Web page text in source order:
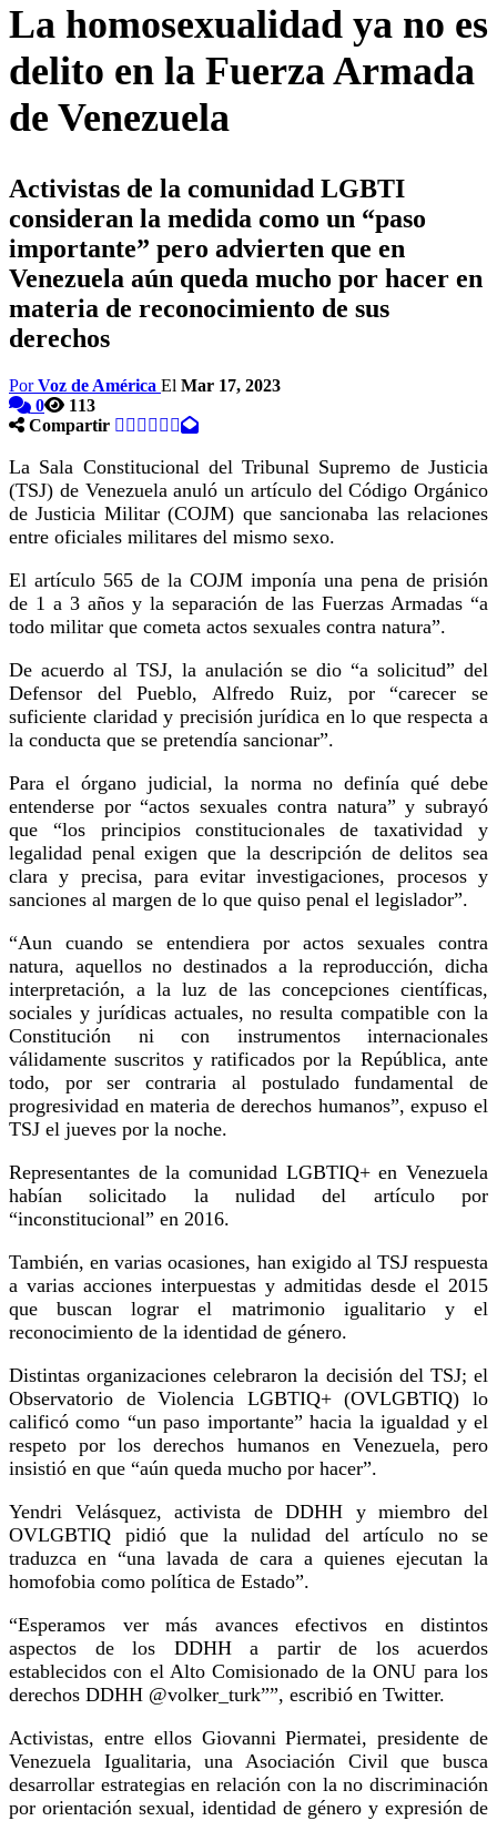
La homosexualidad ya no es
delito en la Fuerza Armada
de Venezuela
Activistas de la comunidad LGBTI
consideran la medida como un “paso
importante” pero advierten que en
Venezuela aún queda mucho por hacer en
materia de reconocimiento de sus
derechos
PorVoz de América El Mar 17, 2023
0
113
Compartir
La Sala Constitucional del Tribunal Supremo de Justicia
(TSJ) de Venezuela anuló un artículo del Código Orgánico
de Justicia Militar (COJM) que sancionaba las relaciones
entre oficiales militares del mismo sexo.
El artículo 565 de la COJM imponía una pena de prisión
de 1 a 3 años y la separación de las Fuerzas Armadas “a
todo militar que cometa actos sexuales contra natura”.
De acuerdo al TSJ, la anulación se dio “a solicitud” del
Defensor del Pueblo, Alfredo Ruiz, por “carecer se
suficiente claridad y precisión jurídica en lo que respecta a
la conducta que se pretendía sancionar”.
Para el órgano judicial, la norma no definía qué debe
entenderse por “actos sexuales contra natura” y subrayó
que “los principios constitucionales de taxatividad y
legalidad penal exigen que la descripción de delitos sea
clara y precisa, para evitar investigaciones, procesos y
sanciones al margen de lo que quiso penal el legislador”.
“Aun cuando se entendiera por actos sexuales contra
natura, aquellos no destinados a la reproducción, dicha
interpretación, a la luz de las concepciones científicas,
sociales y jurídicas actuales, no resulta compatible con la
Constitución ni con instrumentos internacionales
válidamente suscritos y ratificados por la República, ante
todo, por ser contraria al postulado fundamental de
progresividad en materia de derechos humanos”, expuso el
TSJ el jueves por la noche.
Representantes de la comunidad LGBTIQ+ en Venezuela
habían solicitado la nulidad del artículo por
“inconstitucional” en 2016.
También, en varias ocasiones, han exigido al TSJ respuesta
a varias acciones interpuestas y admitidas desde el 2015
que buscan lograr el matrimonio igualitario y el
reconocimiento de la identidad de género.
Distintas organizaciones celebraron la decisión del TSJ; el
Observatorio de Violencia LGBTIQ+ (OVLGBTIQ) lo
calificó como “un paso importante” hacia la igualdad y el
respeto por los derechos humanos en Venezuela, pero
insistió en que “aún queda mucho por hacer”.
Yendri Velásquez, activista de DDHH y miembro del
OVLGBTIQ pidió que la nulidad del artículo no se
traduzca en “una lavada de cara a quienes ejecutan la
homofobia como política de Estado”.
“Esperamos ver más avances efectivos en distintos
aspectos de los DDHH a partir de los acuerdos
establecidos con el Alto Comisionado de la ONU para los
derechos DDHH @volker_turk””, escribió en Twitter.
Activistas, entre ellos Giovanni Piermatei, presidente de
Venezuela Igualitaria, una Asociación Civil que busca
desarrollar estrategias en relación con la no discriminación
por orientación sexual, identidad de género y expresión de